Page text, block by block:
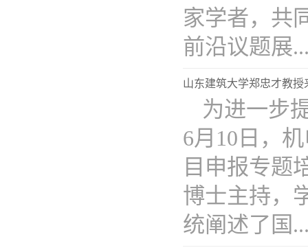
家学者，共
前沿议题展
山东建筑大学郑忠才教授
为进一步
6月10日，
目申报专题
博士主持，
统阐述了国